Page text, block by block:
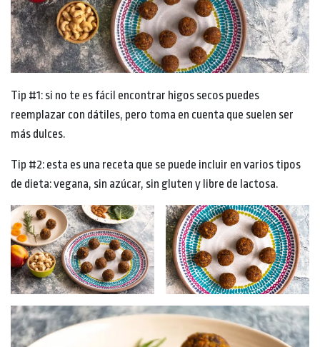
Tip #1: si no te es fácil encontrar higos secos puedes
reemplazar con dátiles, pero toma en cuenta que suelen ser
más dulces.
Tip #2: esta es una receta que se puede incluir en varios tipos
de dieta: vegana, sin azúcar, sin gluten y libre de lactosa.